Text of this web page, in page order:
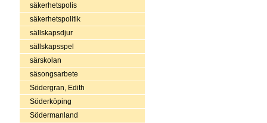
säkerhetspolis
säkerhetspolitik
sällskapsdjur
sällskapsspel
särskolan
säsongsarbete
Södergran, Edith
Söderköping
Södermanland